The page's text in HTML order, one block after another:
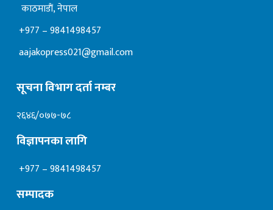
काठमाडाैं, नेपाल
+977 – 9841498457
aajakopress021@gmail.com
सूचना विभाग दर्ता नम्बर
२६४६/०७७-७८
विज्ञापनका लागि
+977 – 9841498457
सम्पादक